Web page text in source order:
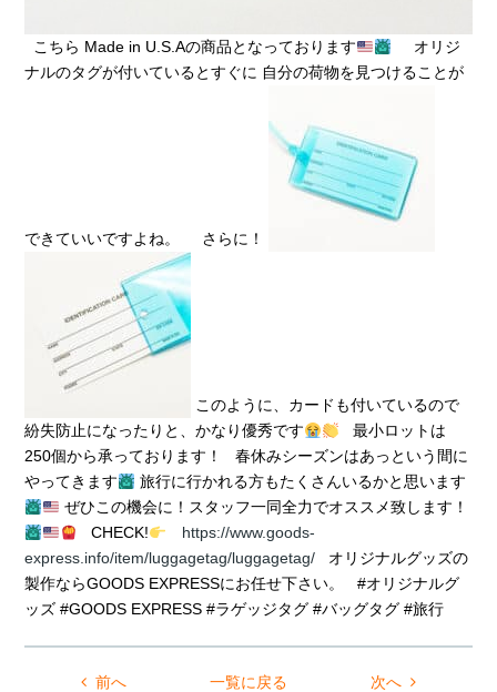
こちら Made in U.S.Aの商品となっております
オリジ
ナルのタグが付いているとすぐに 自分の荷物を見つけることが
できていいですよね。 さらに！
このように、カードも付いているので
紛失防止になったりと、かなり優秀です
最小ロットは
250個から承っております！ 春休みシーズンはあっという間に
やってきます
旅行に行かれる方もたくさんいるかと思います
ぜひこの機会に！スタッフ一同全力でオススメ致します！
CHECK!
https://www.goods-
express.info/item/luggagetag/luggagetag/ オリジナルグッズの
製作ならGOODS EXPRESSにお任せ下さい。 #オリジナルグ
ッズ #GOODS EXPRESS #ラゲッジタグ #バッグタグ #旅行
前へ 一覧に戻る 次へ